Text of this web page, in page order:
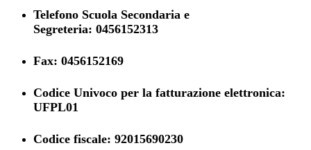
Telefono Scuola Secondaria e
Segreteria: 0456152313
Fax: 0456152169
Codice Univoco per la fatturazione elettronica:
UFPL01
Codice fiscale: 92015690230